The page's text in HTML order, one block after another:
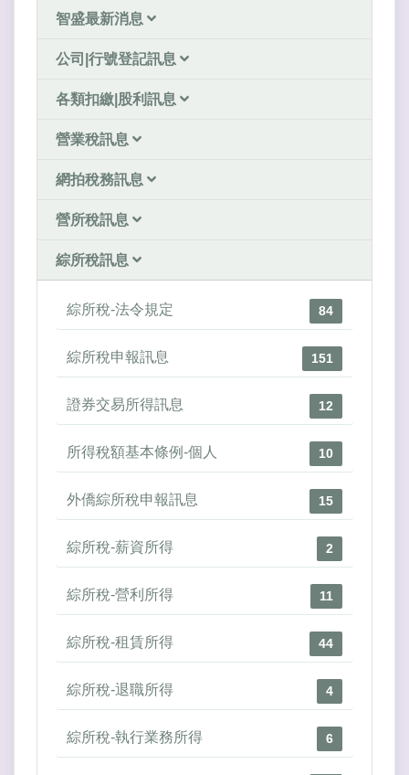
智盛最新消息
公司|行號登記訊息
各類扣繳|股利訊息
營業稅訊息
網拍稅務訊息
營所稅訊息
綜所稅訊息
綜所稅-法令規定 84
綜所稅申報訊息 151
證券交易所得訊息 12
所得稅額基本條例-個人 10
外僑綜所稅申報訊息 15
綜所稅-薪資所得 2
綜所稅-營利所得 11
綜所稅-租賃所得 44
綜所稅-退職所得 4
綜所稅-執行業務所得 6